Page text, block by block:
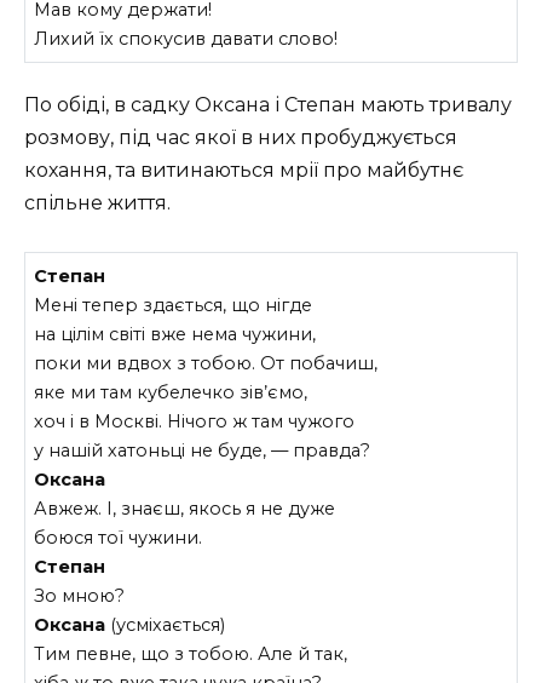
Мав кому держати!
Лихий їх спокусив давати слово!
По обіді, в садку Оксана і Степан мають тривалу
розмову, під час якої в них пробуджується
кохання, та витинаються мрії про майбутнє
спільне життя.
Степан
Мені тепер здається, що нігде
на цілім світі вже нема чужини,
поки ми вдвох з тобою. От побачиш,
яке ми там кубелечко зів’ємо,
хоч і в Москві. Нічого ж там чужого
у нашій хатоньці не буде, — правда?
Оксана
Авжеж. І, знаєш, якось я не дуже
боюся тої чужини.
Степан
Зо мною?
Оксана (усміхається)
Тим певне, що з тобою. Але й так,